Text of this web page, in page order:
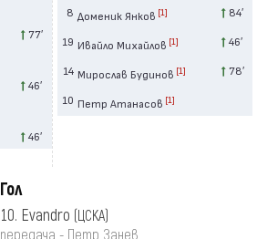
77′
46′
46′
8 Доменик Янков [1] 84′
19 Ивайло Михайлов [1] 46′
14 Мирослав Будинов [1] 78′
10 Петр Атанасов [1]
Гол
10. Evandro (ЦСКА)
передача - Петр Занев